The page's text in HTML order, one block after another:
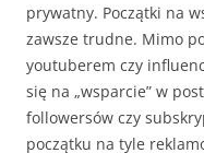
prywatny. Początki na
zawsze trudne. Mimo
youtuberem czy
się na „wsparcie” w
followersów czy
początku na tyle